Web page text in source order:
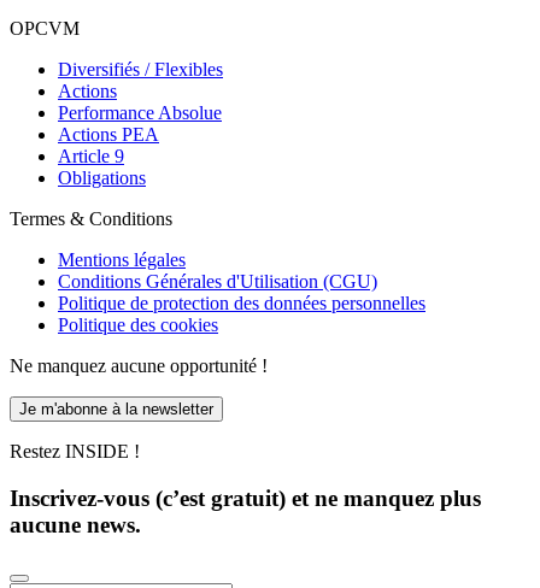
OPCVM
Diversifiés / Flexibles
Actions
Performance Absolue
Actions PEA
Article 9
Obligations
Termes & Conditions
Mentions légales
Conditions Générales d'Utilisation (CGU)
Politique de protection des données personnelles
Politique des cookies
Ne manquez aucune opportunité !
Je m'abonne à la newsletter
Restez INSIDE !
Inscrivez-vous (c’est gratuit) et ne manquez plus
aucune news.